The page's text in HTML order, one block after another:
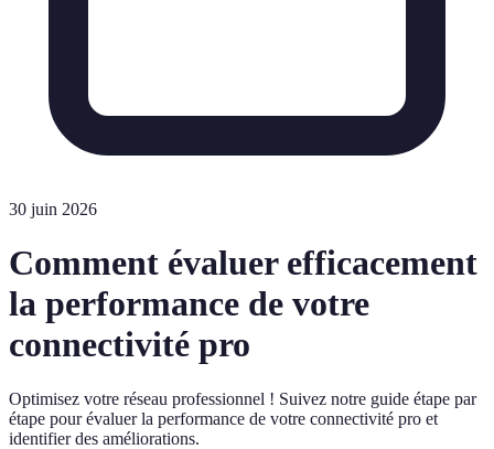
30 juin 2026
Comment évaluer efficacement
la performance de votre
connectivité pro
Optimisez votre réseau professionnel ! Suivez notre guide étape par
étape pour évaluer la performance de votre connectivité pro et
identifier des améliorations.